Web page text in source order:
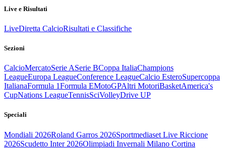
Live e Risultati
LiveDiretta CalcioRisultati e Classifiche
Sezioni
CalcioMercatoSerie ASerie BCoppa ItaliaChampions
LeagueEuropa LeagueConference LeagueCalcio EsteroSupercoppa
ItalianaFormula 1Formula EMotoGPAltri MotoriBasketAmerica's
CupNations LeagueTennisSciVolleyDrive UP
Speciali
Mondiali 2026Roland Garros 2026Sportmediaset Live Riccione
2026Scudetto Inter 2026Olimpiadi Invernali Milano Cortina